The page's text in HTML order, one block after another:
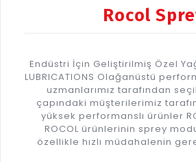
Rocol
Endüstri İçin Geliştirilmiş Özel
LUBRICATIONS Olağanüstü
uzmanlarımız tarafından
çapındaki müşterilerimiz
yüksek performanslı ürünler
ROCOL ürünlerinin sprey
özellikle hızlı müdahalenin